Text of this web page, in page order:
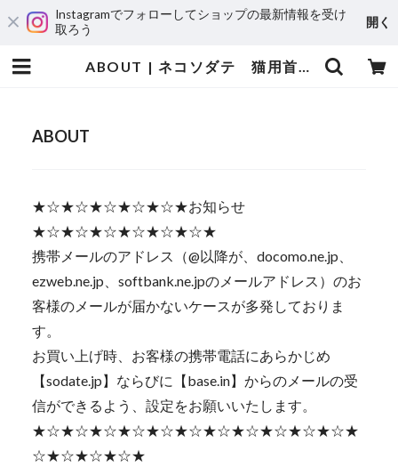
Instagramでフォローしてショップの最新情報を受け
取ろう
開く
ABOUT | ネコソダテ 猫用首輪専門店～猫の首輪・迷子札・猫用品・猫雑貨～
ABOUT
★☆★☆★☆★☆★☆★お知らせ
★☆★☆★☆★☆★☆★☆★
携帯メールのアドレス（@以降が、docomo.ne.jp、
ezweb.ne.jp、softbank.ne.jpのメールアドレス）のお
客様のメールが届かないケースが多発しておりま
す。
お買い上げ時、お客様の携帯電話にあらかじめ
【sodate.jp】ならびに【base.in】からのメールの受
信ができるよう、設定をお願いいたします。
★☆★☆★☆★☆★☆★☆★☆★☆★☆★☆★☆★
☆★☆★☆★☆★